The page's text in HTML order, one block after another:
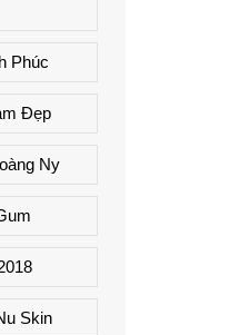
Phúc
Đẹp
Ny
Skin